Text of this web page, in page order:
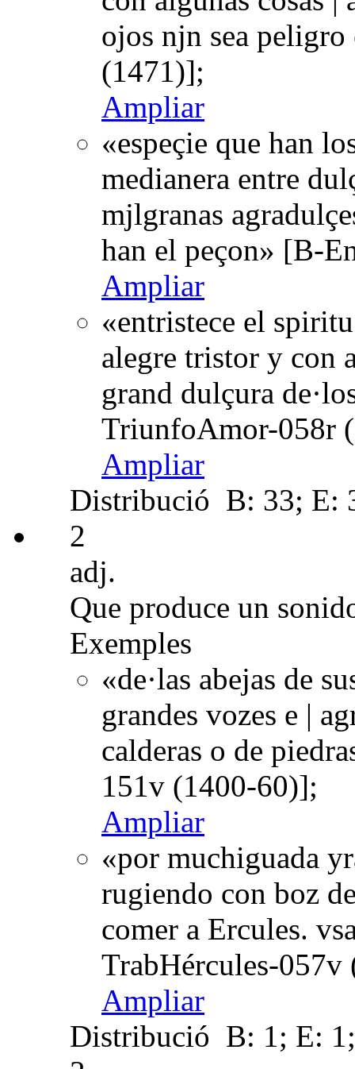
ojos njn sea
(1471)];
Ampliar
«espeçie que han
medianera entre
mjlgranas
han el peçon» [B-
Ampliar
«entristece el
alegre tristor y con
grand dulçura
TriunfoAmor-058r
Ampliar
Distribució B: 33; E:
2
adj.
Que produce un
Exemples
«de·las abejas de
grandes vozes e |
calderas o de
151v (1400-60)];
Ampliar
«por muchiguada
rugiendo con boz
comer a Ercules.
TrabHércules-057v
Ampliar
Distribució B: 1; E: 1;